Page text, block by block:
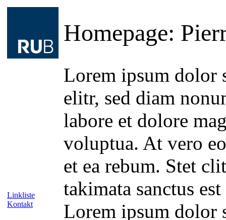
Homepage:
Linkliste
Kontakt
Lorem ipsum dolor
elitr, sed diam
labore et dolore
voluptua. At vero
et ea rebum. Stet
takimata sanctus
Lorem ipsum dolor